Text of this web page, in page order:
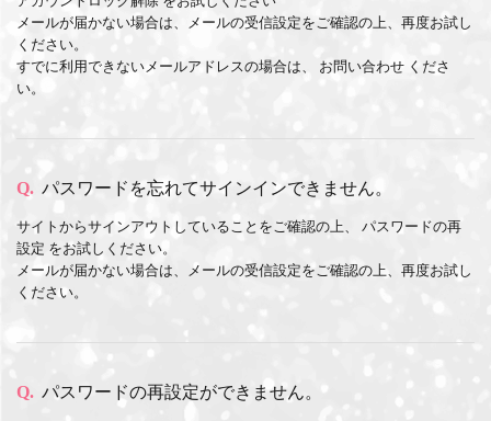
メールが届かない場合は、メールの受信設定をご確認の上、再度お試し
ください。
すでに利用できないメールアドレスの場合は、 お問い合わせ くださ
い。
Q. パスワードを忘れてサインインできません。
サイトからサインアウトしていることをご確認の上、 パスワードの再
設定 をお試しください。
メールが届かない場合は、メールの受信設定をご確認の上、再度お試し
ください。
Q. パスワードの再設定ができません。